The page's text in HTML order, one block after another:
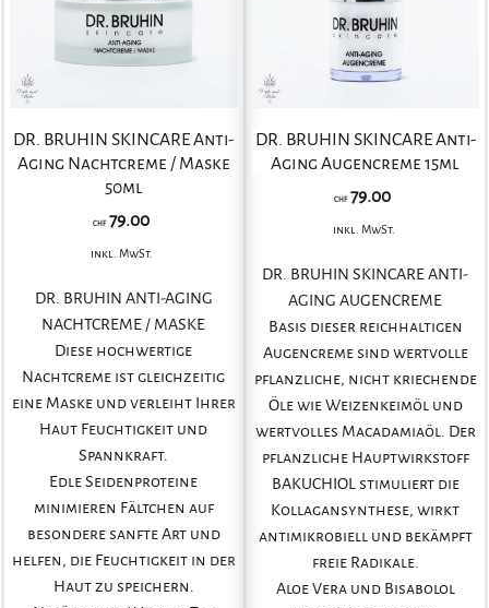
DR. BRUHIN SKINCARE Anti-
Aging Nachtcreme / Maske
50ml
CHF 79.00
inkl. MwSt.
DR. BRUHIN ANTI-AGING
NACHTCREME / MASKE
Diese hochwertige
Nachtcreme ist gleichzeitig
eine Maske und verleiht Ihrer
Haut Feuchtigkeit und
Spannkraft.
Edle Seidenproteine
minimieren Fältchen auf
besondere sanfte Art und
helfen, die Feuchtigkeit in der
Haut zu speichern.
DR. BRUHIN SKINCARE Anti-
Aging Augencreme 15ml
CHF 79.00
inkl. MwSt.
DR. BRUHIN SKINCARE ANTI-
AGING AUGENCREME
Basis dieser reichhaltigen
Augencreme sind wertvolle
pflanzliche, nicht kriechende
Öle wie Weizenkeimöl und
wertvolles Macadamiaöl. Der
pflanzliche Hauptwirkstoff
BAKUCHIOL stimuliert die
Kollagansynthese, wirkt
antimikrobiell und bekämpft
freie Radikale.
Aloe Vera und Bisabolol